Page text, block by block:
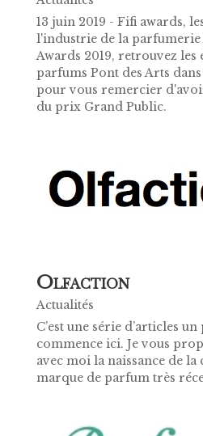
13 juin 2019 - Fifi awards,
l'industrie de la parfumerie
Awards 2019, retrouvez les
parfums Pont des Arts
pour vous remercier
du prix Grand Public.
OLFACTION
Actualités
C’est une série d’articles
commence ici. Je vous
avec moi la naissance de la
marque de parfum très